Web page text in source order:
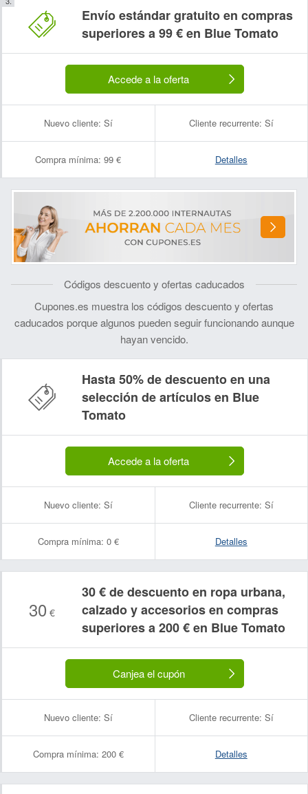
Envío estándar gratuito en compras
superiores a 99 € en Blue Tomato
Accede a la oferta
Nuevo cliente: Sí Cliente recurrente: Sí
Compra mínima: 99 € Detalles
Códigos descuento y ofertas caducados
Cupones.es muestra los códigos descuento y ofertas
caducados porque algunos pueden seguir funcionando aunque
hayan vencido.
Hasta 50% de descuento en una
selección de artículos en Blue
Tomato
Accede a la oferta
Nuevo cliente: Sí Cliente recurrente: Sí
Compra mínima: 0 € Detalles
30 €
30 € de descuento en ropa urbana,
calzado y accesorios en compras
superiores a 200 € en Blue Tomato
Canjea el cupón
Nuevo cliente: Sí Cliente recurrente: Sí
Compra mínima: 200 € Detalles